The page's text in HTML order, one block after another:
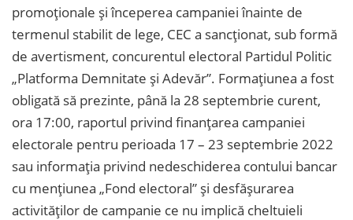
promoționale și începerea campaniei înainte de
termenul stabilit de lege, CEC a sancționat, sub formă
de avertisment, concurentul electoral Partidul Politic
„Platforma Demnitate și Adevăr”. Formațiunea a fost
obligată să prezinte, până la 28 septembrie curent,
ora 17:00, raportul privind finanțarea campaniei
electorale pentru perioada 17 – 23 septembrie 2022
sau informația privind nedeschiderea contului bancar
cu mențiunea „Fond electoral” și desfășurarea
activităților de campanie ce nu implică cheltuieli